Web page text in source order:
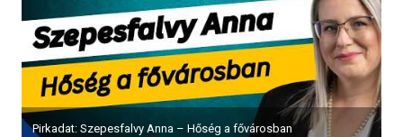
Pirkadat: Szepesfalvy Anna – Hőség a fővárosban